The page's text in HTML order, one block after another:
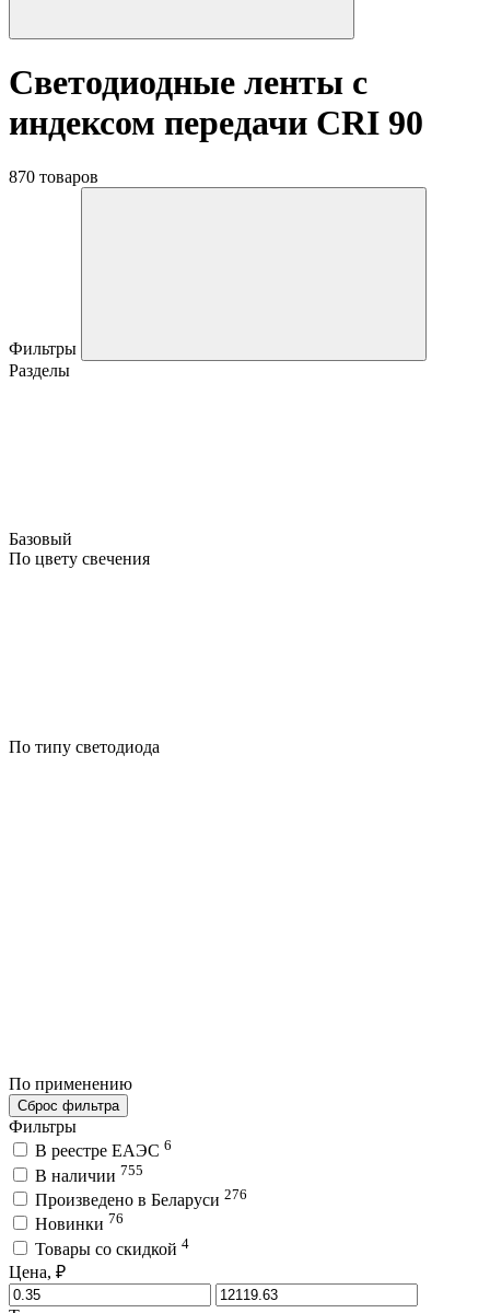
Светодиодные ленты с
индексом передачи CRI 90
870 товаров
Фильтры
Разделы
Базовый
По цвету свечения
По типу светодиода
По применению
Сброс фильтра
Фильтры
В реестре ЕАЭС 6
В наличии 755
Произведено в Беларуси 276
Новинки 76
Товары со скидкой 4
Цена, ₽